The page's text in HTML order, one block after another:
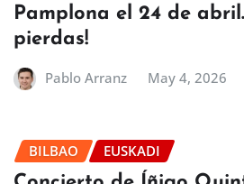
Pamplona el 24 de
pierdas!
Pablo Arranz May 4, 2026
BILBAO EUSKADI